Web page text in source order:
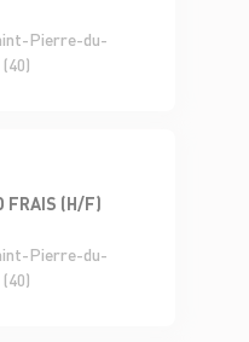
Pierre-du-
FRAIS (H/F)
Pierre-du-